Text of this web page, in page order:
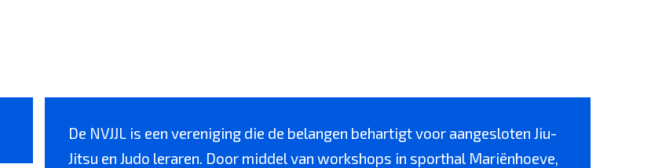
De NVJJL is een vereniging die de belangen behartigt voor aangesloten Jiu-
Jitsu en Judo leraren. Door middel van workshops in sporthal Mariënhoeve,